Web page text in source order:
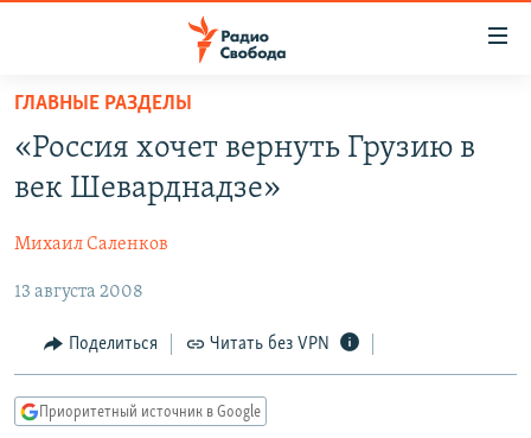
упрощенного
доступа
Вернуться
основному
Вернутся
главной
навигации
Вернутся
АВТОРСКИЕ ПРОЕКТЫ
ЦИТАТЫ СВОБОДЫ
МНЕНИЯ
КУЛЬТУРА
IDEL.РЕАЛИИ
КАВКАЗ.РЕАЛИИ
ГЛАВНЫЕ РАЗДЕЛЫ
«Россия хочет вернуть Грузию в
век Шеварднадзе»
Михаил Саленков
13 августа 2008
Поделиться Читать без VPN
Приоритетный источник в Google